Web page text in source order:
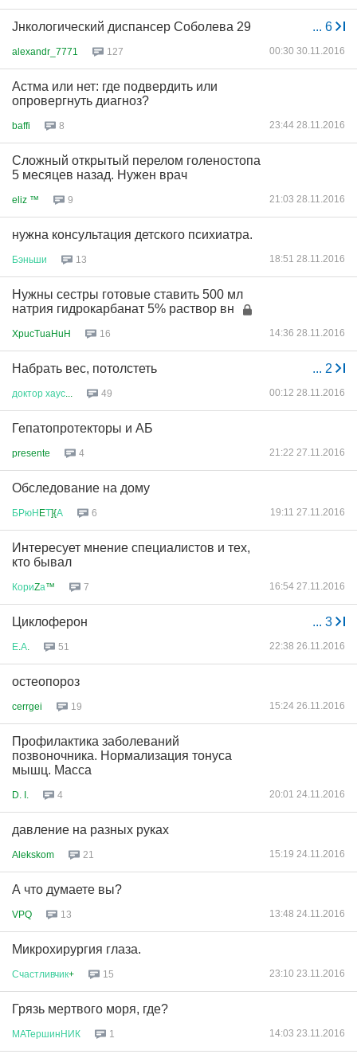
... 6
Jнкологический диспансер Соболева 29
alexandr_7771 127 00:30 30.11.2016
Астма или нет: где подвердить или
опровергнуть диагноз?
baffi 8 23:44 28.11.2016
Сложный открытый перелом голеностопа
5 месяцев назад. Нужен врач
eliz ™ 9 21:03 28.11.2016
нужна консультация детского психиатра.
Бэньши 13 18:51 28.11.2016
Нужны сестры готовые ставить 500 мл
натрия гидрокарбанат 5% раствор вн
XpucTuaHuH 16 14:36 28.11.2016
... 2
Набрать вес, потолстеть
доктор хаус 49 00:12 28.11.2016
Гепатопротекторы и АБ
presente 4 21:22 27.11.2016
Обследование на дому
БРюНEТ]{А 6 19:11 27.11.2016
Интересует мнение специалистов и тех,
кто бывал
КориZа™ 7 16:54 27.11.2016
... 3
Циклоферон
Е А 51 22:38 26.11.2016
остеопороз
cerrgei 19 15:24 26.11.2016
Профилактика заболеваний
позвоночника. Нормализация тонуса
мышц. Масса
D. I. 4 20:01 24.11.2016
давление на разных руках
Alekskom 21 15:19 24.11.2016
А что думаете вы?
VPQ 13 13:48 24.11.2016
Микрохирургия глаза.
Счастливчик+ 15 23:10 23.11.2016
Грязь мертвого моря, где?
МАТершинНИК 1 14:03 23.11.2016